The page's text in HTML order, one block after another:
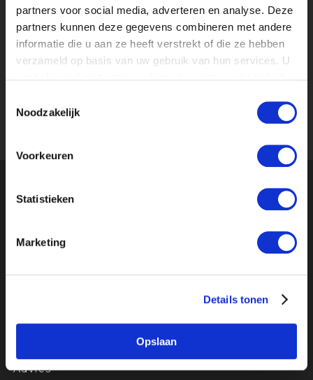
partners voor social media, adverteren en analyse. Deze
partners kunnen deze gegevens combineren met andere
informatie die u aan ze heeft verstrekt of die ze hebben
verzameld op basis van uw gebruik van hun services. U
Noodzakelijk
Voorkeuren
Statistieken
Marketing
Details tonen
Opslaan
Ik ga akkoord met devoorwaarden en
privacyrichtlijn.
van195
VOOR STUDENTEN
Advies